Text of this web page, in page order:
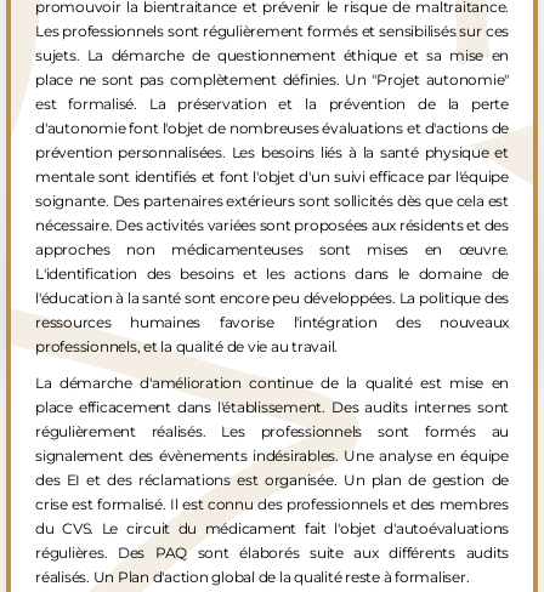
Nous garantissons la qualité de service
d’une équipe professionnelle pour le bien-
être de tous nos résidents.
Découvrir ses services
Informations pratiques
promouvoir la bientraitance et prévenir le risque de maltraitance.
Les professionnels sont régulièrement formés et sensibilisés sur ces
sujets. La démarche de questionnement éthique et sa mise en
place ne sont pas complètement définies. Un "Projet autonomie"
est formalisé. La préservation et la prévention de la perte
d'autonomie font l'objet de nombreuses évaluations et d'actions de
prévention personnalisées. Les besoins liés à la santé physique et
mentale sont identifiés et font l'objet d'un suivi efficace par l'équipe
soignante. Des partenaires extérieurs sont sollicités dès que cela est
nécessaire. Des activités variées sont proposées aux résidents et des
approches non médicamenteuses sont mises en œuvre.
L'identification des besoins et les actions dans le domaine de
l'éducation à la santé sont encore peu développées. La politique des
ressources humaines favorise l'intégration des nouveaux
professionnels, et la qualité de vie au travail.
La démarche d'amélioration continue de la qualité est mise en
place efficacement dans l'établissement. Des audits internes sont
régulièrement réalisés. Les professionnels sont formés au
signalement des évènements indésirables. Une analyse en équipe
des EI et des réclamations est organisée. Un plan de gestion de
crise est formalisé. Il est connu des professionnels et des membres
du CVS. Le circuit du médicament fait l'objet d'autoévaluations
régulières. Des PAQ sont élaborés suite aux différents audits
réalisés. Un Plan d'action global de la qualité reste à formaliser.